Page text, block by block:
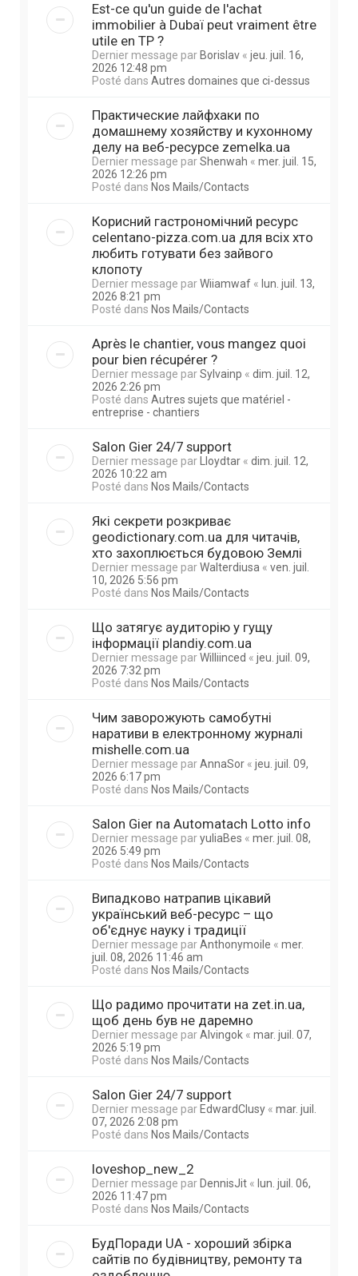
Est-ce qu'un guide de l'achat
immobilier à Dubaï peut vraiment être
utile en TP ?
Dernier message par Borislav « jeu. juil. 16,
2026 12:48 pm
Posté dans Autres domaines que ci-dessus
Практические лайфхаки по
домашнему хозяйству и кухонному
делу на веб-ресурсе zemelka.ua
Dernier message parShenwah « mer. juil. 15,
2026 12:26 pm
Posté dans Nos Mails/Contacts
Корисний гастрономічний ресурс
celentano-pizza.com.ua для всіх хто
любить готувати без зайвого
клопоту
Dernier message parWiiamwaf « lun. juil. 13,
2026 8:21 pm
Posté dans Nos Mails/Contacts
Après le chantier, vous mangez quoi
pour bien récupérer ?
Dernier message parSylvainp « dim. juil. 12,
2026 2:26 pm
Posté dans Autres sujets que matériel -
entreprise - chantiers
Salon Gier 24/7 support
Dernier message par Lloydtar « dim. juil. 12,
2026 10:22 am
Posté dans Nos Mails/Contacts
Які секрети розкриває
geodictionary.com.ua для читачів,
хто захоплюється будовою Землі
Dernier message parWalterdiusa « ven. juil.
10, 2026 5:56 pm
Posté dans Nos Mails/Contacts
Що затягує аудиторію у гущу
інформації plandiy.com.ua
Dernier message parWilliinced « jeu. juil. 09,
2026 7:32 pm
Posté dans Nos Mails/Contacts
Чим заворожують самобутні
наративи в електронному журналі
mishelle.com.ua
Dernier message parAnnaSor « jeu. juil. 09,
2026 6:17 pm
Posté dans Nos Mails/Contacts
Salon Gier na Automatach Lotto info
Dernier message paryuliaBes « mer. juil. 08,
2026 5:49 pm
Posté dans Nos Mails/Contacts
Випадково натрапив цікавий
український веб-ресурс – що
об'єднує науку і традиції
Dernier message parAnthonymoile « mer.
juil. 08, 2026 11:46 am
Posté dans Nos Mails/Contacts
Що радимо прочитати на zet.in.ua,
щоб день був не даремно
Dernier message parAlvingok « mar. juil. 07,
2026 5:19 pm
Posté dans Nos Mails/Contacts
Salon Gier 24/7 support
Dernier message par EdwardClusy « mar. juil.
07, 2026 2:08 pm
Posté dans Nos Mails/Contacts
loveshop_new_2
Dernier message par DennisJit « lun. juil. 06,
2026 11:47 pm
Posté dans Nos Mails/Contacts
БудПоради UA - хороший збірка
сайтів по будівництву, ремонту та